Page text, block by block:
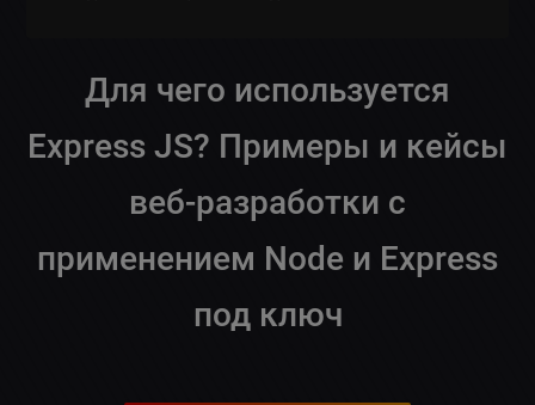
Для чего используется
Express JS? Примеры и кейсы
веб-разработки с
применением Node и Express
под ключ